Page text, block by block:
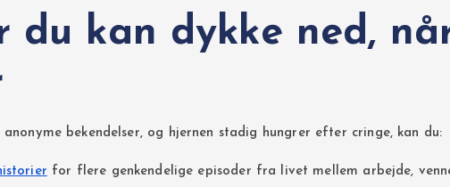
du kan dykke ned,
bekendelser, og hjernen stadig hungrer efter cringe, kan du:
for flere genkendelige episoder fra livet mellem arbejde,